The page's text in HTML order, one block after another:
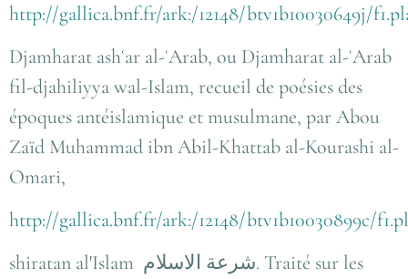
http://gallica.bnf.fr/ark:/12148/btv1b10030649j/
Djamharat ashʿar al-ʿArab, ou Djamharat al-ʿArab
fil-djahiliyya wal-Islam, recueil de poésies des
époques antéislamique et musulmane, par Abou
Zaïd Muhammad ibn Abil-Khattab al-Kourashi al-
Omari,
http://gallica.bnf.fr/ark:/12148/btv1b10030899c/
shiratan al'Islam شرعة الاسلام. Traité sur les